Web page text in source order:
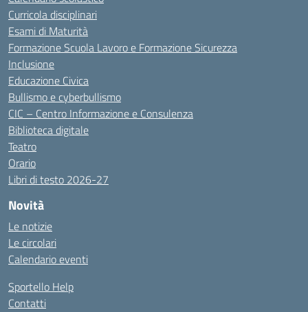
Curricola disciplinari
Esami di Maturità
Formazione Scuola Lavoro e Formazione Sicurezza
Inclusione
Educazione Civica
Bullismo e cyberbullismo
CIC – Centro Informazione e Consulenza
Biblioteca digitale
Teatro
Orario
Libri di testo 2026-27
Novità
Le notizie
Le circolari
Calendario eventi
Sportello Help
Contatti